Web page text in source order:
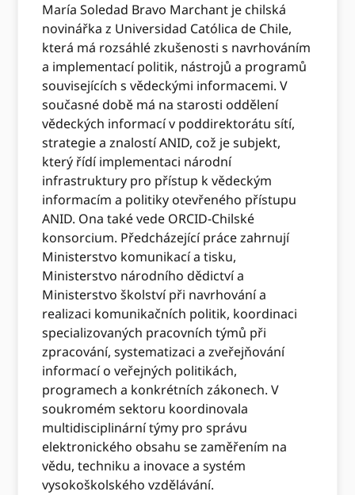
María Soledad Bravo Marchant je chilská
novinářka z Universidad Católica de Chile,
která má rozsáhlé zkušenosti s navrhováním
a implementací politik, nástrojů a programů
souvisejících s vědeckými informacemi. V
současné době má na starosti oddělení
vědeckých informací v poddirektorátu sítí,
strategie a znalostí ANID, což je subjekt,
který řídí implementaci národní
infrastruktury pro přístup k vědeckým
informacím a politiky otevřeného přístupu
ANID. Ona také vede ORCID-Chilské
konsorcium. Předcházející práce zahrnují
Ministerstvo komunikací a tisku,
Ministerstvo národního dědictví a
Ministerstvo školství při navrhování a
realizaci komunikačních politik, koordinaci
specializovaných pracovních týmů při
zpracování, systematizaci a zveřejňování
informací o veřejných politikách,
programech a konkrétních zákonech. V
soukromém sektoru koordinovala
multidisciplinární týmy pro správu
elektronického obsahu se zaměřením na
vědu, techniku ​​a inovace a systém
vysokoškolského vzdělávání.